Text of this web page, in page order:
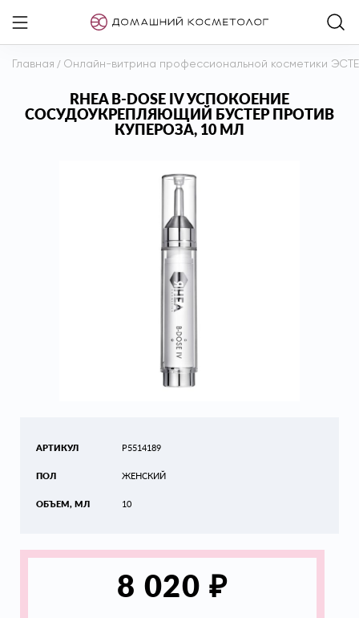
Главная / Онлайн-витрина профессиональной косметики
RHEA B-DOSE IV УСПОКОЕНИЕ
СОСУДОУКРЕПЛЯЮЩИЙ БУСТЕР ПРОТИВ
КУПЕРОЗА, 10 МЛ
АРТИКУЛ
ПОЛ
ОБЪЕМ, МЛ
P5514189
ЖЕНСКИЙ
10
8 020 ₽